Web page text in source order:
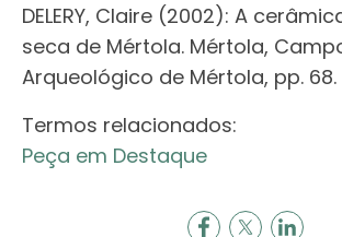
DELERY, Claire (2002): A
seca de Mértola. Mértola,
Arqueológico de Mértola, pp. 68.
Termos relacionados:
Peça em Destaque